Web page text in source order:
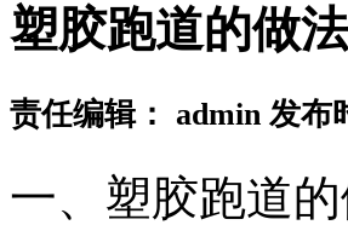
塑胶跑道的做
责任编辑： admin 发
一、塑胶跑道